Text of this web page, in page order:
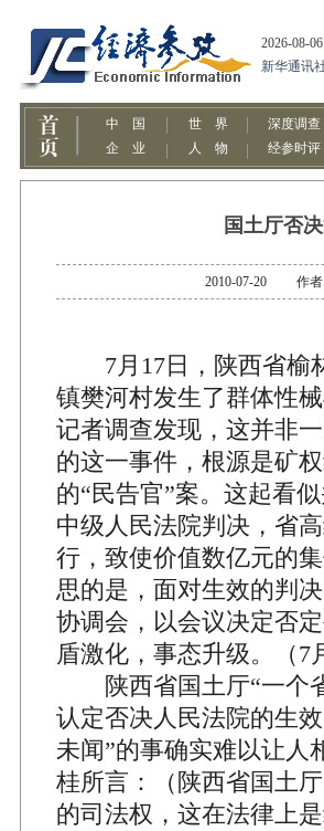
国土厅否
2010-07-20 作者
7月17日，陕西省榆
镇樊河村发生了群体性
记者调查发现，这并非
的这一事件，根源是矿
的“民告官”案。这起看
中级人民法院判决，省
行，致使价值数亿元的
思的是，面对生效的判
协调会，以会议决定否
盾激化，事态升级。（7
陕西省国土厅“一个
认定否决人民法院的生
未闻”的事确实难以让人
桂所言：（陕西省国土
的司法权，这在法律上